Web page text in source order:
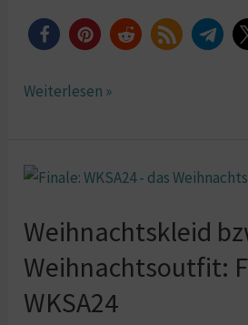
Weiterlesen »
Weihnachtskleid
Weihnachtsoutfit:
WKSA24
Weihnachtskleid
Weihnachtsoutfit:
beim
WKSA24